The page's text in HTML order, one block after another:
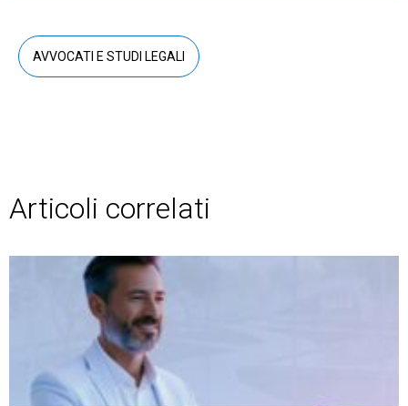
AVVOCATI E STUDI LEGALI
Articoli correlati